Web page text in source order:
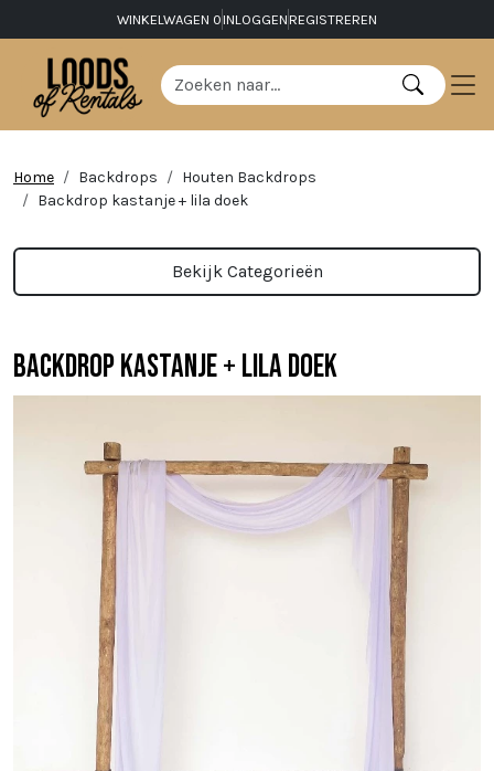
WINKELWAGEN 0 INLOGGEN REGISTREREN
Home Backdrops
Houten Backdrops
Backdrop kastanje + lila doek
Bekijk Categorieën
Backdrop kastanje + lila doek